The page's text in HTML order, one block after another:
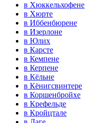
в Хюккельхофене
в Хюрте
в Иббенбюрене
в Изерлоне
в Юлих
в Карсте
в Кемпене
в Керпене
в Кёльне
в Кёнигсвинтере
в Коршенбройхе
в Крефельде
в Кройцтале